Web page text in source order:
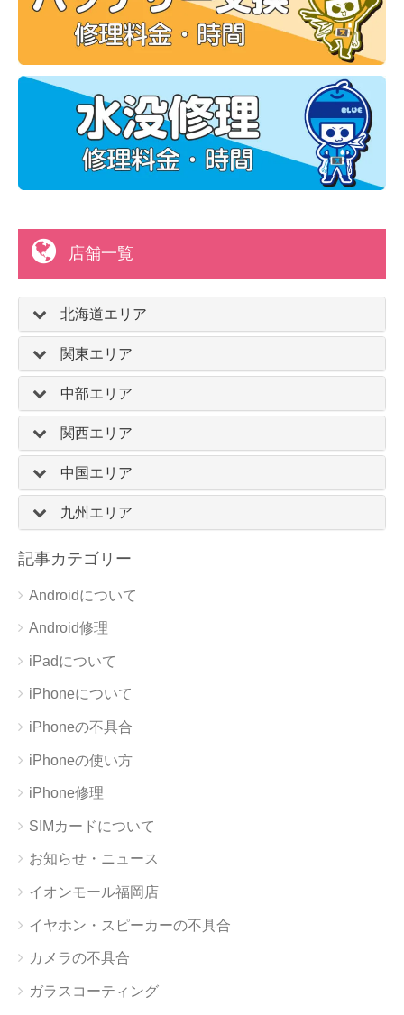
店舗一覧
北海道エリア
関東エリア
中部エリア
関西エリア
中国エリア
九州エリア
記事カテゴリー
Androidについて
Android修理
iPadについて
iPhoneについて
iPhoneの不具合
iPhoneの使い方
iPhone修理
SIMカードについて
お知らせ・ニュース
イオンモール福岡店
イヤホン・スピーカーの不具合
カメラの不具合
ガラスコーティング